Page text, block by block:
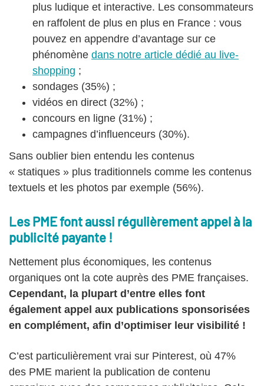
plus ludique et interactive. Les consommateurs
en raffolent de plus en plus en France : vous
pouvez en appendre d’avantage sur ce
phénomène dans notre article dédié au live-
shopping ;
sondages (35%) ;
vidéos en direct (32%) ;
concours en ligne (31%) ;
campagnes d’influenceurs (30%).
Sans oublier bien entendu les contenus
« statiques » plus traditionnels comme les contenus
textuels et les photos par exemple (56%).
Les PME font aussi régulièrement appel à la
publicité payante !
Nettement plus économiques, les contenus
organiques ont la cote auprès des PME françaises.
Cependant, la plupart d’entre elles font
également appel aux publications sponsorisées
en complément, afin d’optimiser leur visibilité !
C’est particulièrement vrai sur Pinterest, où 47%
des PME marient la publication de contenu